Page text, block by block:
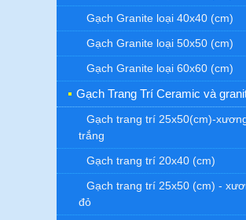
Gạch Granite loại 40x40 (cm)
Gạch Granite loại 50x50 (cm)
Gạch Granite loại 60x60 (cm)
Gạch Trang Trí Ceramic và
Gạch trang trí 25x50(cm)-
trắng
Gạch trang trí 20x40 (cm)
Gạch trang trí 25x50 (cm) -
đỏ